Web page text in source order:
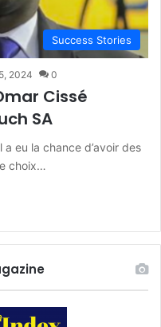
Success Stories
2024 0
Cissé
SA
a eu la chance d’avoir des
choix…